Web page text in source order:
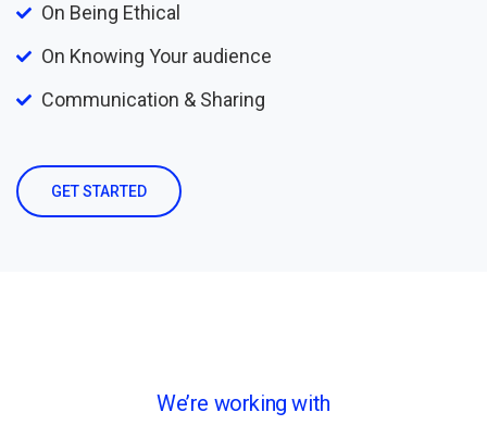
On Being Ethical
On Knowing Your audience
Communication & Sharing
GET STARTED
We’re working with